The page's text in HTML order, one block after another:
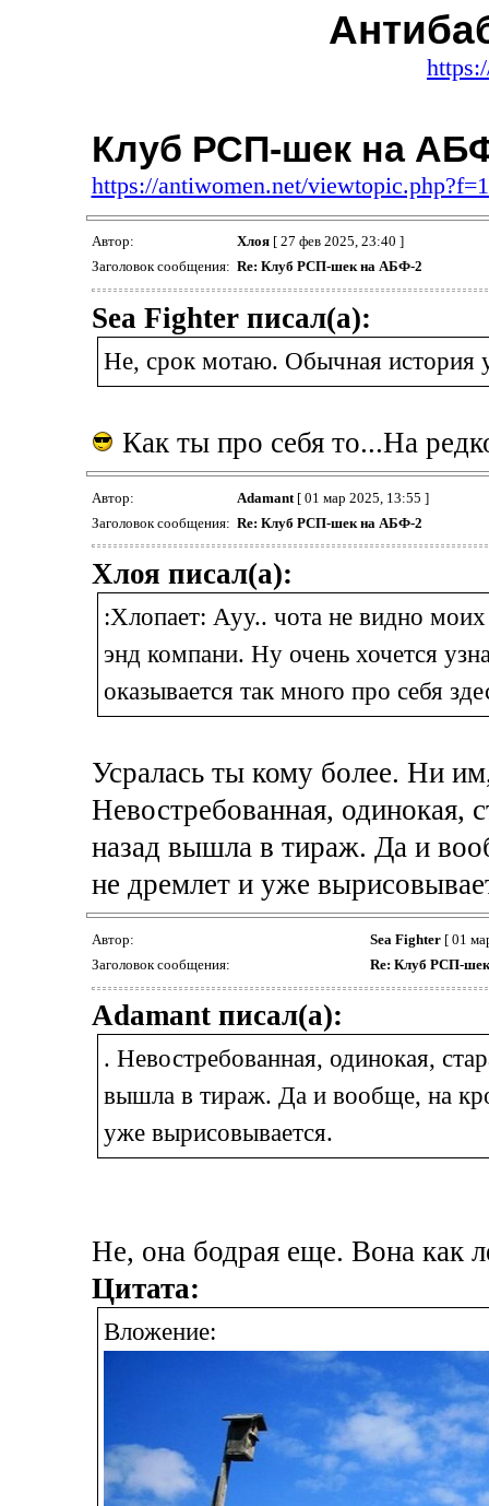
Клуб РСП-шек на
https://antiwomen.net/
Автор: Хлоя[ 27 фев 2025, 23:40 ]
Заголовок сообщения: Re: Клуб РСП-шек на АБФ-2
Sea Fighter писал(а):
Не, срок мотаю. Обычная
Как ты про себя то...На
Автор: Adamant[ 01 мар 2025, 13:55 ]
Заголовок сообщения: Re: Клуб РСП-шек на АБФ-2
Хлоя писал(а):
:Хлопает: Ауу.. чота не видно
энд компани. Ну очень хочется
оказывается так много про себя
Усралась ты кому более. Ни
Невостребованная, одинокая,
назад вышла в тираж. Да и
не дремлет и уже
Автор: Sea Fighter[ 01
Заголовок сообщения:
Re: Клуб РСП-
Adamant писал(а):
. Невостребованная, одинокая,
вышла в тираж. Да и вообще, на
уже вырисовывается.
Не, она бодрая еще. Вона как
Цитата:
Вложение: